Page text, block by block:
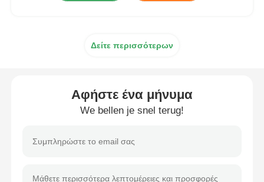
Δείτε περισσότερων
Αφήστε ένα μήνυμα
We bellen je snel terug!